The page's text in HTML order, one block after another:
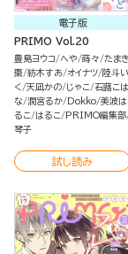
電子版
PRIMO Vol.20
豊島ヨウコ へや 蒔々 たまき
棗 紡木すあ オイナツ 陸斗い
く 天凪かの じゃこ 石蕗こは
な 潤宮るか Dokko 美波は
るこ
はるこ
PRIMO編集部
琴子
試し読み